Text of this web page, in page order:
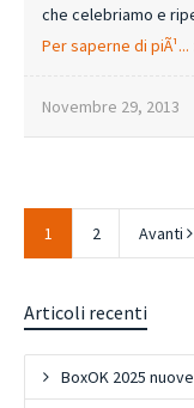
che celebriamo e
Per saperne di piÃ¹...
Novembre 29, 2013
1 2 Avanti
Articoli recenti
BoxOK 2025